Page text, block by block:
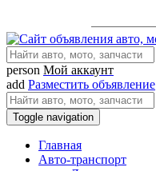
person Мой аккаунт
add Разместить объявление
Toggle navigation
Главная
Авто-транспорт